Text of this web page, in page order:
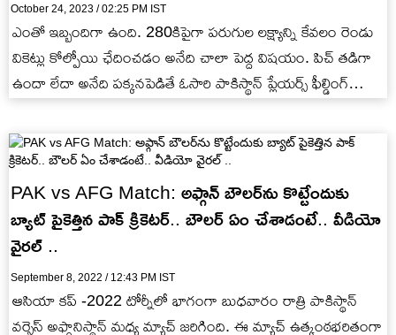
October 24, 2023 / 02:25 PM IST
ఎంతో ఇబ్బందిగా ఉంది. 280కిపైగా పరుగుల లక్ష్యాన్ని కేవలం రెండు
వికెట్లు కోల్పోయి ఛేదించడం అనేది చాలా పెద్ద విషయం. పిచ్ తడిగా
ఉందా లేదా అనేది పక్కనపెడితే ఓసారి పాకిస్థాన్ ప్లేయర్స్ ఫీల్డింగ్…
PAK vs AFG Match: అఫ్గాన్ బౌలర్‌ను కొట్టేందుకు
బ్యాట్ పైకెత్తిన పాక్ క్రికెటర్.. బౌలర్ ఏం చేశాడంటే.. వీడియో
వైరల్ ..
September 8, 2022 / 12:43 PM IST
ఆసియా కప్ -2022 టోర్నీలో భాగంగా బుధవారం రాత్రి పాకిస్థాన్
వర్సెస్ అఫ్గానిస్థాన్ మధ్య మ్యాచ్ జరిగింది. ఈ మ్యాచ్ ఉత్కంఠభరితంగా